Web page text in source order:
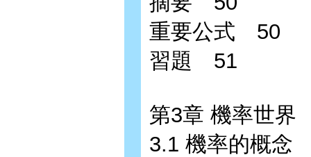
重要公式 50
習題 51
第3章 機率世
3.1 機率的概念